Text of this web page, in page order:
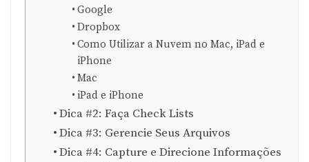
Google
Dropbox
Como Utilizar a Nuvem no Mac, iPad e
iPhone
Mac
iPad e iPhone
Dica #2: Faça Check Lists
Dica #3: Gerencie Seus Arquivos
Dica #4: Capture e Direcione Informações